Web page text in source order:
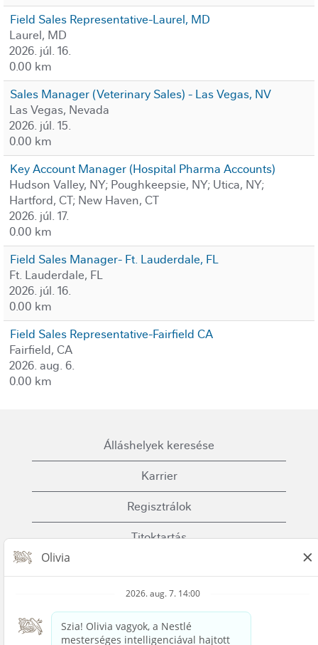
Field Sales Representative-Laurel, MD
Laurel, MD
2026. júl. 16.
0.00 km
Sales Manager (Veterinary Sales) - Las Vegas, NV
Las Vegas, Nevada
2026. júl. 15.
0.00 km
Key Account Manager (Hospital Pharma Accounts)
Hudson Valley, NY; Poughkeepsie, NY; Utica, NY;
Hartford, CT; New Haven, CT
2026. júl. 17.
0.00 km
Field Sales Manager- Ft. Lauderdale, FL
Ft. Lauderdale, FL
2026. júl. 16.
0.00 km
Field Sales Representative-Fairfield CA
Fairfield, CA
2026. aug. 6.
0.00 km
Álláshelyek keresése
Karrier
Regisztrálok
Titoktartás
Használati Feltételek
Lépj velünk kapcsolatba